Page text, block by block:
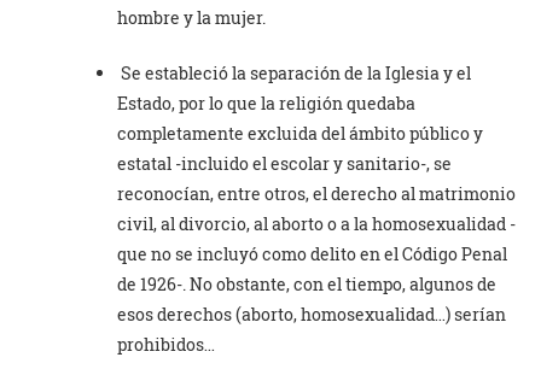
hombre y la mujer.
Se estableció la separación de la Iglesia y el
Estado, por lo que la religión quedaba
completamente excluida del ámbito público y
estatal -incluido el escolar y sanitario-, se
reconocían, entre otros, el derecho al matrimonio
civil, al divorcio, al aborto o a la homosexualidad -
que no se incluyó como delito en el Código Penal
de 1926-. No obstante, con el tiempo, algunos de
esos derechos (aborto, homosexualidad…) serían
prohibidos…